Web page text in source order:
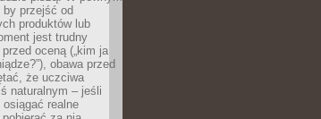
przejść od
produktów lub
jest trudny
oceną („kim ja
obawa przed
że uczciwa
naturalnym – jeśli
realne